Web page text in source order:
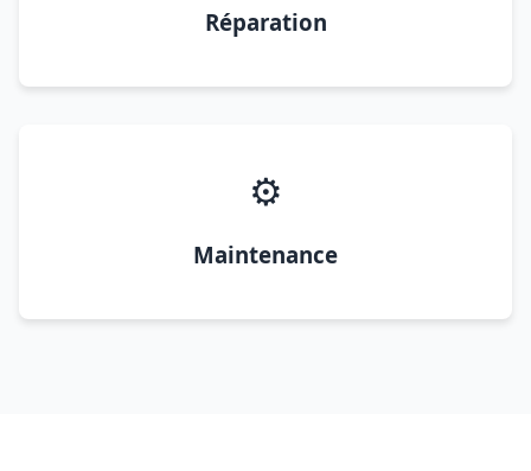
Réparation
⚙️
Maintenance